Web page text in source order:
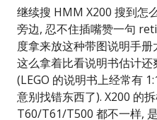
继续搜 HMM X200 搜到怎
旁边, 忍不住插嘴赞一句
度拿来放这种带图说明手
这么拿着比看说明书估计
(LEGO 的说明书上经常有
意别找错东西了). X200 的
T60/T61/T500 都不一样,